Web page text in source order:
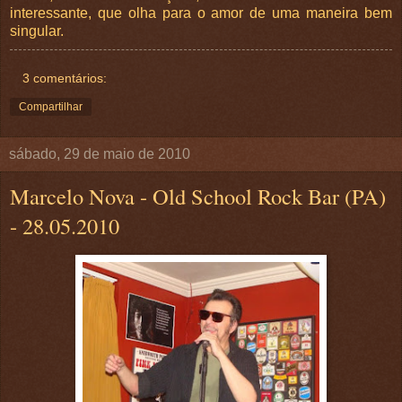
interessante, que olha para o amor de uma maneira bem
singular.
3 comentários:
Compartilhar
sábado, 29 de maio de 2010
Marcelo Nova - Old School Rock Bar (PA)
- 28.05.2010